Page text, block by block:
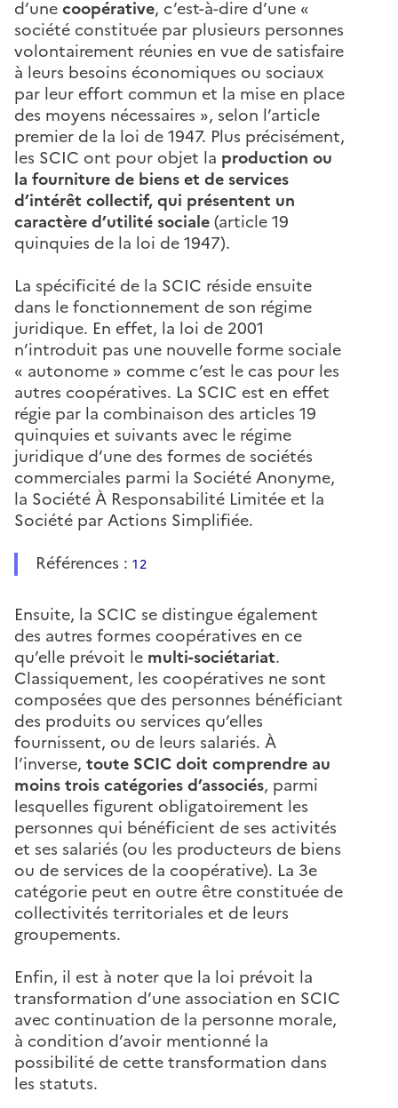
d’unecoopérative, c’est-à-dire d’une «
société constituée par plusieurs personnes
volontairement réunies en vue de satisfaire
à leurs besoins économiques ou sociaux
par leur effort commun et la mise en place
des moyens nécessaires », selon l’article
premier de la loi de 1947. Plus précisément,
les SCIC ont pour objet la production ou
la fourniture de biens et de services
d’intérêt collectif, qui présentent un
caractère d’utilité sociale(article 19
quinquies de la loi de 1947).
La spécificité de la SCIC réside ensuite
dans le fonctionnement de son régime
juridique. En effet, la loi de 2001
n’introduit pas une nouvelle forme sociale
« autonome » comme c’est le cas pour les
autres coopératives. La SCIC est en effet
régie par la combinaison des articles 19
quinquies et suivants avec le régime
juridique d’une des formes de sociétés
commerciales parmi la Société Anonyme,
la Société À Responsabilité Limitée et la
Société par Actions Simplifiée.
Références : 12
Ensuite, la SCIC se distingue également
des autres formes coopératives en ce
qu’elle prévoit le multi-sociétariat.
Classiquement, les coopératives ne sont
composées que des personnes bénéficiant
des produits ou services qu’elles
fournissent, ou de leurs salariés. À
l’inverse, toute SCIC doit comprendre au
moins trois catégories d’associés, parmi
lesquelles figurent obligatoirement les
personnes qui bénéficient de ses activités
et ses salariés (ou les producteurs de biens
ou de services de la coopérative). La 3e
catégorie peut en outre être constituée de
collectivités territoriales et de leurs
groupements.
Enfin, il est à noter que la loi prévoit la
transformation d’une association en SCIC
avec continuation de la personne morale,
à condition d’avoir mentionné la
possibilité de cette transformation dans
les statuts.